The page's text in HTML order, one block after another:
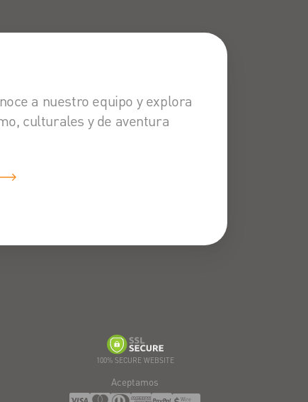
a nuestro equipo y explora
culturales y de aventura
100% SECURE WEBSITE
Aceptamos
Wire